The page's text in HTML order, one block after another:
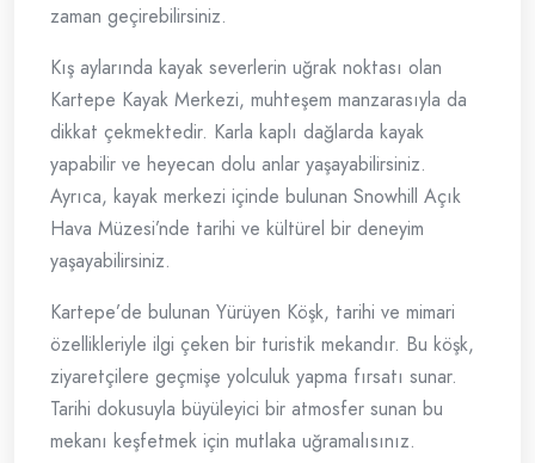
zaman geçirebilirsiniz.
Kış aylarında kayak severlerin uğrak noktası olan
Kartepe Kayak Merkezi, muhteşem manzarasıyla da
dikkat çekmektedir. Karla kaplı dağlarda kayak
yapabilir ve heyecan dolu anlar yaşayabilirsiniz.
Ayrıca, kayak merkezi içinde bulunan Snowhill Açık
Hava Müzesi’nde tarihi ve kültürel bir deneyim
yaşayabilirsiniz.
Kartepe’de bulunan Yürüyen Köşk, tarihi ve mimari
özellikleriyle ilgi çeken bir turistik mekandır. Bu köşk,
ziyaretçilere geçmişe yolculuk yapma fırsatı sunar.
Tarihi dokusuyla büyüleyici bir atmosfer sunan bu
mekanı keşfetmek için mutlaka uğramalısınız.